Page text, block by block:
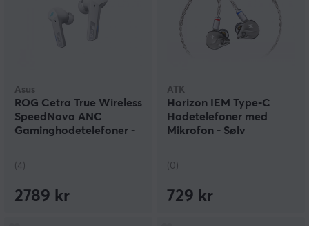
Asus
ROG Cetra True Wireless
SpeedNova ANC
Gaminghodetelefoner -
(4)
2789 kr
ATK
Horizon IEM Type-C
Hodetelefoner med
Mikrofon - Sølv
(0)
729 kr